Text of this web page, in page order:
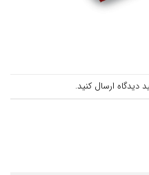
دیدگاه ارسال کنید.